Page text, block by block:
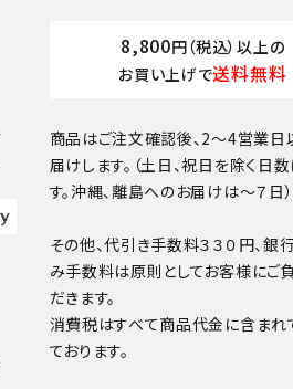
8,800円（税込）以上の
お買い上げで送料無料
商品はご注文確認後、2～4営業日
届けします。（土日、祝日を除く日
す。沖縄、離島へのお届けは～７日）
その他、代引き手数料３３０円、銀
み手数料は原則としてお客様にご
だきます。
消費税はすべて商品代金に含まれ
ております。